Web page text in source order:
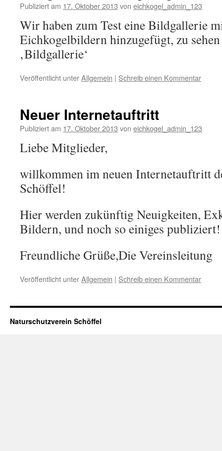
Publiziert am 17. Oktober 2013 von eichkogel_admin_123
Wir haben zum Test eine Bildgallerie
Eichkogelbildern hinzugefügt, zu
‚Bildgallerie‘
Veröffentlicht unterAllgemein | Schreib einen Kommentar
Neuer Internetauftritt
Publiziert am 17. Oktober 2013 von eichkogel_admin_123
Liebe Mitglieder,
willkommen im neuen Internetauftritt
Schöffel!
Hier werden zukünftig Neuigkeiten,
Bildern, und noch so einiges publiziert!
Freundliche Grüße,Die Vereinsleitung
Veröffentlicht unterAllgemein | Schreib einen Kommentar
Naturschutzverein Schöffel